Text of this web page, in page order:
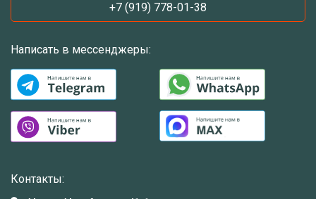
+7 (919) 778-01-38
Написать в мессенджеры:
Контакты: